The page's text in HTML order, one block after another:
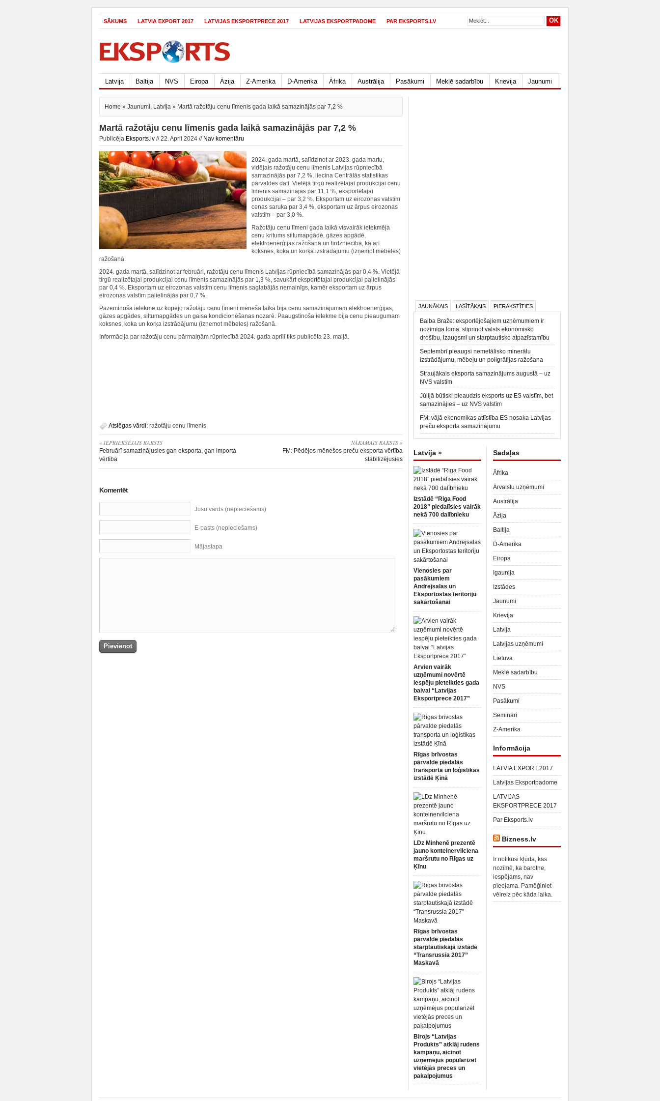
SĀKUMS LATVIA EXPORT 2017 LATVIJAS EKSPORTPRECE 2017 LATVIJAS EKSPORTPADOME PAR EKSPORTS.LV
Latvija Baltija NVS Eiropa Āzija Z-Amerika D-Amerika Āfrika Austrālija Pasākumi Meklē sadarbību Krievija Jaunumi
Home » Jaunumi, Latvija » Martā ražotāju cenu līmenis gada laikā samazinājās par 7,2 %
Martā ražotāju cenu līmenis gada laikā samazinājās par 7,2 %
Publicēja Eksports.lv // 22. April 2024 // Nav komentāru
2024. gada martā, salīdzinot ar 2023. gada martu,
vidējais ražotāju cenu līmenis Latvijas rūpniecībā
samazinājās par 7,2 %, liecina Centrālās statistikas
pārvaldes dati. Vietējā tirgū realizētajai produkcijai cenu
līmenis samazinājās par 11,1 %, eksportētajai
produkcijai – par 3,2 %. Eksportam uz eirozonas valstīm
cenas saruka par 3,4 %, eksportam uz ārpus eirozonas
valstīm – par 3,0 %.
Ražotāju cenu līmeni gada laikā visvairāk ietekmēja
cenu kritums siltumapgādē, gāzes apgādē,
elektroenerģijas ražošanā un tirdzniecībā, kā arī
koksnes, koka un korķa izstrādājumu (izņemot mēbeles)
ražošanā.
2024. gada martā, salīdzinot ar februāri, ražotāju cenu līmenis Latvijas rūpniecībā samazinājās par 0,4 %. Vietējā
tirgū realizētajai produkcijai cenu līmenis samazinājās par 1,3 %, savukārt eksportētajai produkcijai palielinājās
par 0,4 %. Eksportam uz eirozonas valstīm cenu līmenis saglabājās nemainīgs, kamēr eksportam uz ārpus
eirozonas valstīm palielinājās par 0,7 %.
Pazeminoša ietekme uz kopējo ražotāju cenu līmeni mēneša laikā bija cenu samazinājumam elektroenerģijas,
gāzes apgādes, siltumapgādes un gaisa kondicionēšanas nozarē. Paaugstinoša ietekme bija cenu pieaugumam
koksnes, koka un korķa izstrādājumu (izņemot mēbeles) ražošanā.
Informācija par ražotāju cenu pārmaiņām rūpniecībā 2024. gada aprīlī tiks publicēta 23. maijā.
Atslēgas vārdi: ražotāju cenu līmenis
« IEPRIEKŠĒJAIS RAKSTS
Februārī samazinājusies gan eksporta, gan importa
vērtība
NĀKAMAIS RAKSTS »
FM: Pēdējos mēnešos preču eksporta vērtība
stabilizējusies
Komentēt
Jūsu vārds (nepieciešams)
E-pasts (nepieciešams)
Mājaslapa
JAUNĀKAIS LASĪTĀKAIS PIERAKSTĪTIES
Baiba Braže: eksportējošajiem uzņēmumiem ir
nozīmīga loma, stiprinot valsts ekonomisko
drošību, izaugsmi un starptautisko atpazīstamību
Septembrī pieaugsi nemetālisko minerālu
izstrādājumu, mēbeļu un poligrāfijas ražošana
Straujākais eksporta samazinājums augustā – uz
NVS valstīm
Jūlijā būtiski pieaudzis eksports uz ES valstīm, bet
samazinājies – uz NVS valstīm
FM: vājā ekonomikas attīstība ES nosaka Latvijas
preču eksporta samazinājumu
Latvija »
Izstādē “Riga Food
2018” piedalīsies vairāk
nekā 700 dalībnieku
Vienosies par
pasākumiem
Andrejsalas un
Eksportostas teritoriju
sakārtošanai
Arvien vairāk
uzņēmumi novērtē
iespēju pieteikties gada
balvai “Latvijas
Eksportprece 2017”
Rīgas brīvostas
pārvalde piedalās
transporta un loģistikas
izstādē Ķīnā
LDz Minhenē prezentē
jauno konteinervilciena
maršrutu no Rīgas uz
Ķīnu
Rīgas brīvostas
pārvalde piedalās
starptautiskajā izstādē
“Transrussia 2017”
Maskavā
Birojs “Latvijas
Produkts” atklāj rudens
kampaņu, aicinot
uzņēmējus popularizēt
vietējās preces un
pakalpojumus
Sadaļas
Āfrika
Ārvalstu uzņēmumi
Austrālija
Āzija
Baltija
D-Amerika
Eiropa
Igaunija
Izstādes
Jaunumi
Krievija
Latvija
Latvijas uzņēmumi
Lietuva
Meklē sadarbību
NVS
Pasākumi
Semināri
Z-Amerika
Informācija
LATVIA EXPORT 2017
Latvijas Eksportpadome
LATVIJAS
EKSPORTPRECE 2017
Par Eksports.lv
Bizness.lv
Ir notikusi kļūda, kas
nozīmē, ka barotne,
iespējams, nav
pieejama. Pamēģiniet
vēlreiz pēc kāda laika.